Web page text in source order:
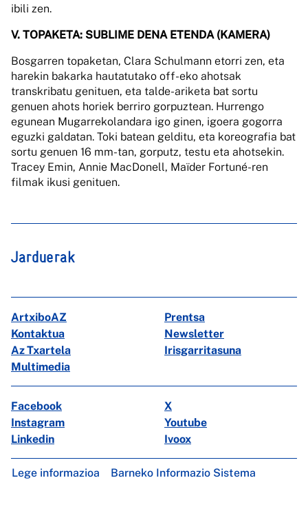
ibili zen.
V. TOPAKETA: SUBLIME DENA ETENDA (KAMERA)
Bosgarren topaketan, Clara Schulmann etorri zen, eta
harekin bakarka hautatutako off-eko ahotsak
transkribatu genituen, eta talde-ariketa bat sortu
genuen ahots horiek berriro gorpuztean. Hurrengo
egunean Mugarrekolandara igo ginen, igoera gogorra
eguzki galdatan. Toki batean gelditu, eta koreografia bat
sortu genuen 16 mm-tan, gorputz, testu eta ahotsekin.
Tracey Emin, Annie MacDonell, Maïder Fortuné-ren
filmak ikusi genituen.
Jarduerak
ArtxiboAZ
Prentsa
Kontaktua
Newsletter
Az Txartela
Irisgarritasuna
Multimedia
Facebook
X
Instagram
Youtube
Linkedin
Ivoox
Lege informazioa Barneko Informazio Sistema